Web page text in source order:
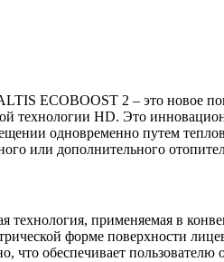
ECOBOOST 2 – это новое
технологии HD. Это
одновременно путем
или дополнительного
технология, применяемая в
форме поверхности
что обеспечивает